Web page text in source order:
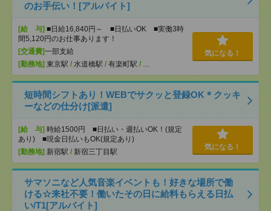
のお手伝い！[アルバイト]
[給 与] ■日給16,840円～ ■日払いOK ■実働3時
間5,120円のお仕事あります！
[交通費]一部支給
[勤務地] 東京駅 / 水道橋駅 / 有楽町駅 / …
気になる！
短時間シフトあり！WEBでサクッと登録OK＊クッキ
ーなどの仕分け[派遣]
[給 与] 時給1500円 ■日払い・週払いOK！(規定
あり) ■現金日払いもOK(規定あり)
[勤務地] 新宿駅 / 新宿三丁目駅
気になる！
サマソニなど人気音楽イベントも！好きな場所で働
ける☆来社不要！働いたその日に給料もらえる日払
い/T1[アルバイト]